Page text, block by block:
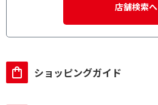
店舗検索へ
ショッピングガイド